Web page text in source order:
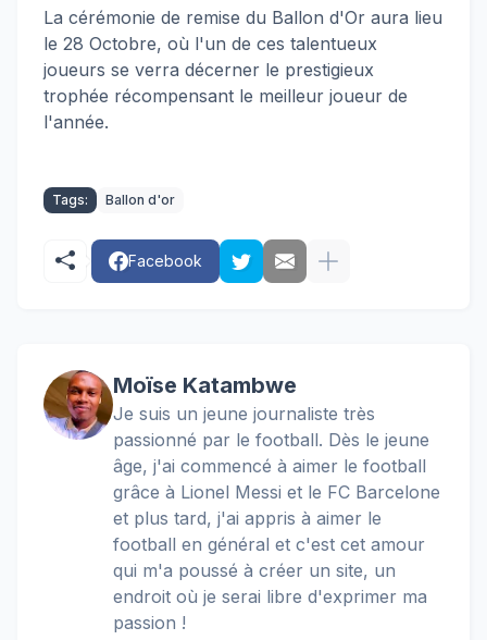
La cérémonie de remise du Ballon d'Or aura lieu
le 28 Octobre, où l'un de ces talentueux
joueurs se verra décerner le prestigieux
trophée récompensant le meilleur joueur de
l'année.
Tags: Ballon d'or
Facebook
Moïse Katambwe
Je suis un jeune journaliste très
passionné par le football. Dès le jeune
âge, j'ai commencé à aimer le football
grâce à Lionel Messi et le FC Barcelone
et plus tard, j'ai appris à aimer le
football en général et c'est cet amour
qui m'a poussé à créer un site, un
endroit où je serai libre d'exprimer ma
passion !